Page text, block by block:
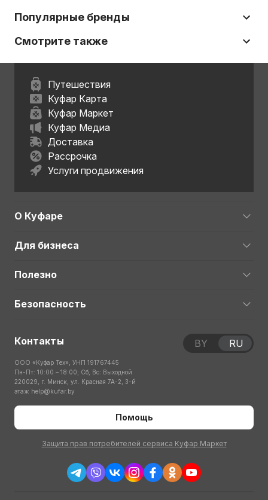
Популярные бренды
Смотрите также
Путешествия
Куфар Карта
Куфар Маркет
Куфар Медиа
Доставка
Рассрочка
Услуги продвижения
О Куфаре
Для бизнеса
Полезно
Безопасность
Контакты
ООО «Куфар Тех», УНП 191767445
Пн-Пт: 10:00 – 18:00; Сб, Вс: Выходной
220029, г. Минск, ул. Красная 7А-2, 3-й
этаж help@kufar.by
Помощь
Защита прав потребителей сервиса Куфар Маркет
BY RU